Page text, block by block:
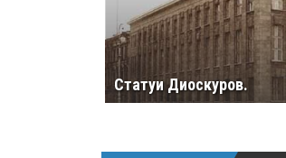
Статуи Диоскуров.